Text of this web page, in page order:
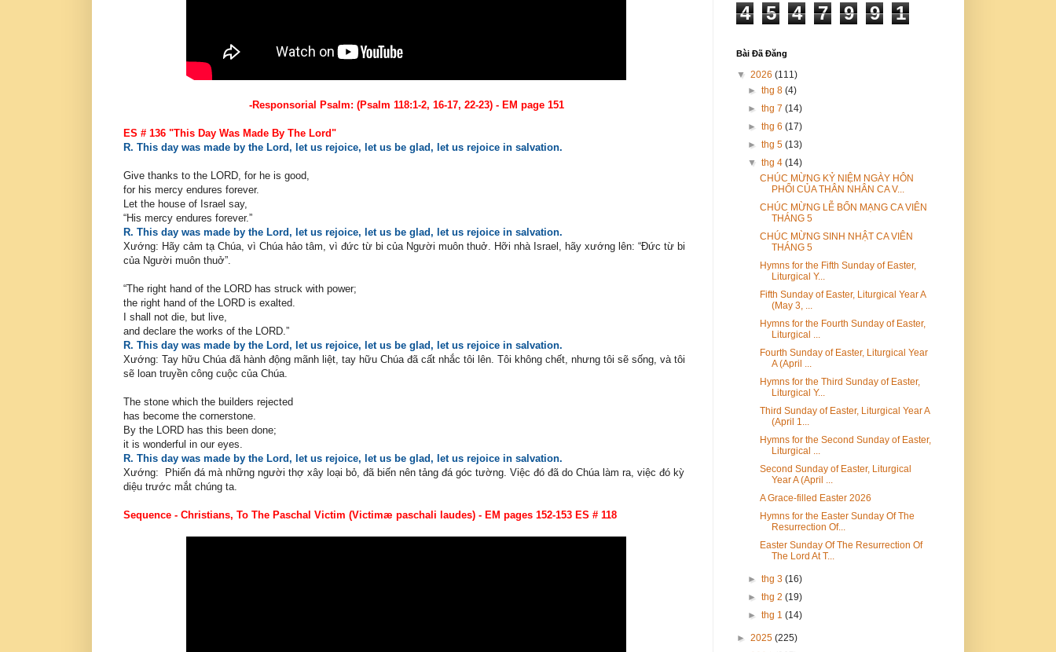
-Responsorial Psalm: (Psalm 118:1-2, 16-17, 22-23) - EM page 151
ES # 136 "This Day Was Made By The Lord"
R. This day was made by the Lord, let us rejoice, let us be glad, let us rejoice in salvation.
Give thanks to the LORD, for he is good,
for his mercy endures forever.
Let the house of Israel say,
“His mercy endures forever.”
R. This day was made by the Lord, let us rejoice, let us be glad, let us rejoice in salvation.
Xướng: Hãy cảm tạ Chúa, vì Chúa hảo tâm, vì đức từ bi của Người muôn thuở. Hỡi nhà Israel, hãy xướng lên: “Ðức từ bi
của Người muôn thuở”.
“The right hand of the LORD has struck with power;
the right hand of the LORD is exalted.
I shall not die, but live,
and declare the works of the LORD.”
R. This day was made by the Lord, let us rejoice, let us be glad, let us rejoice in salvation.
Xướng: Tay hữu Chúa đã hành động mãnh liệt, tay hữu Chúa đã cất nhắc tôi lên. Tôi không chết, nhưng tôi sẽ sống, và tôi
sẽ loan truyền công cuộc của Chúa.
The stone which the builders rejected
has become the cornerstone.
By the LORD has this been done;
it is wonderful in our eyes.
R. This day was made by the Lord, let us rejoice, let us be glad, let us rejoice in salvation.
Xướng: Phiến đá mà những người thợ xây loại bỏ, đã biến nên tảng đá góc tường. Việc đó đã do Chúa làm ra, việc đó kỳ
diệu trước mắt chúng ta.
Sequence - Christians, To The Paschal Victim (Victimæ paschali laudes) - EM pages 152-153 ES # 118
4 5 4 7 9 9 1
Bài Đã Đăng
▼ 2026 (111)
►thg 8(4)
►thg 7(14)
►thg 6(17)
►thg 5(13)
▼thg 4(14)
CHÚC MỪNG KỶ NIỆM NGÀY HÔN
PHỐI CỦA THÂN NHÂN CA V...
CHÚC MỪNG LỄ BỔN MẠNG CA VIÊN
THÁNG 5
CHÚC MỪNG SINH NHẬT CA VIÊN
THÁNG 5
Hymns for the Fifth Sunday of Easter,
Liturgical Y...
Fifth Sunday of Easter, Liturgical Year A
(May 3, ...
Hymns for the Fourth Sunday of Easter,
Liturgical ...
Fourth Sunday of Easter, Liturgical Year
A (April ...
Hymns for the Third Sunday of Easter,
Liturgical Y...
Third Sunday of Easter, Liturgical Year A
(April 1...
Hymns for the Second Sunday of Easter,
Liturgical ...
Second Sunday of Easter, Liturgical
Year A (April ...
A Grace-filled Easter 2026
Hymns for the Easter Sunday Of The
Resurrection Of...
Easter Sunday Of The Resurrection Of
The Lord At T...
►thg 3(16)
►thg 2(19)
►thg 1(14)
► 2025 (225)